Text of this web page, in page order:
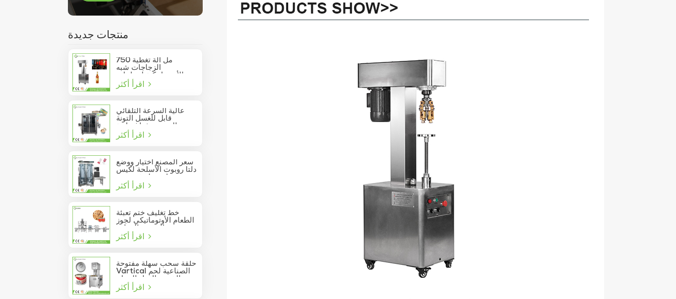
منتجات جديدة
750 مل آلة تغطية
الزجاجات شبه
الأوتوماتيكية لزجاجات
النبيذ الزجاجية
عالية السرعة التلقائي
قابل للغسل التونة
السردين فراغ حاوية
المأكولات البحرية القصدير
يمكن السدادة
سعر المصنع اختيار ووضع
دلتا روبوت الأسلحة لكيس
عصا تتحرك في مربع
خط تغليف ختم تعبئة
الطعام الأوتوماتيكي لجوز
حلقة سحب سهلة مفتوحة
Vartical الصناعية لحم
الخنزير الغداء الدجاج
صدور اللحوم الغذاء يمكن
فراغ آلة ختم